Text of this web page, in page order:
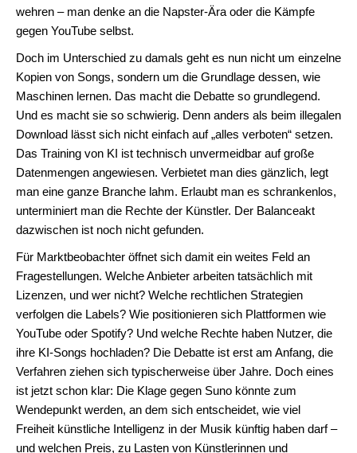
wehren – man denke an die Napster-Ära oder die Kämpfe
gegen YouTube selbst.
Doch im Unterschied zu damals geht es nun nicht um einzelne
Kopien von Songs, sondern um die Grundlage dessen, wie
Maschinen lernen. Das macht die Debatte so grundlegend.
Und es macht sie so schwierig. Denn anders als beim illegalen
Download lässt sich nicht einfach auf „alles verboten“ setzen.
Das Training von KI ist technisch unvermeidbar auf große
Datenmengen angewiesen. Verbietet man dies gänzlich, legt
man eine ganze Branche lahm. Erlaubt man es schrankenlos,
unterminiert man die Rechte der Künstler. Der Balanceakt
dazwischen ist noch nicht gefunden.
Für Marktbeobachter öffnet sich damit ein weites Feld an
Fragestellungen. Welche Anbieter arbeiten tatsächlich mit
Lizenzen, und wer nicht? Welche rechtlichen Strategien
verfolgen die Labels? Wie positionieren sich Plattformen wie
YouTube oder Spotify? Und welche Rechte haben Nutzer, die
ihre KI-Songs hochladen? Die Debatte ist erst am Anfang, die
Verfahren ziehen sich typischerweise über Jahre. Doch eines
ist jetzt schon klar: Die Klage gegen Suno könnte zum
Wendepunkt werden, an dem sich entscheidet, wie viel
Freiheit künstliche Intelligenz in der Musik künftig haben darf –
und welchen Preis, zu Lasten von Künstlerinnen und